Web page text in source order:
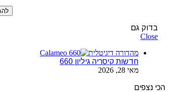
בדוק גם
Close
מהדורה דיגיטלית
חדשות קיסריה גיליון 660
מאי 28, 2026
הכי נצפים